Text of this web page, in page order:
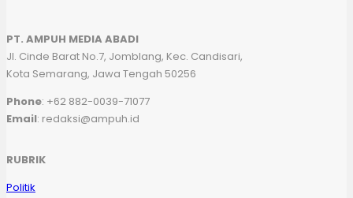
PT. AMPUH MEDIA ABADI
Jl. Cinde Barat No.7, Jomblang, Kec. Candisari,
Kota Semarang, Jawa Tengah 50256
Phone: +62 882-0039-71077
Email: redaksi@ampuh.id
RUBRIK
Politik